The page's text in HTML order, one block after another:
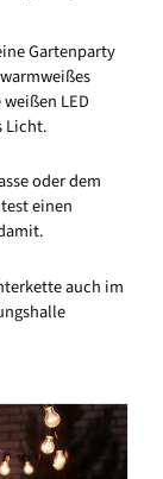
Gartenparty
LED
Licht.
oder dem
einen
auch im